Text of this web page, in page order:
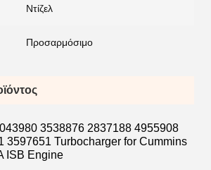
Ντίζελ
Προσαρμόσιμο
3538876 2837188 4955908
3597651 Turbocharger for Cummins
ISB Engine